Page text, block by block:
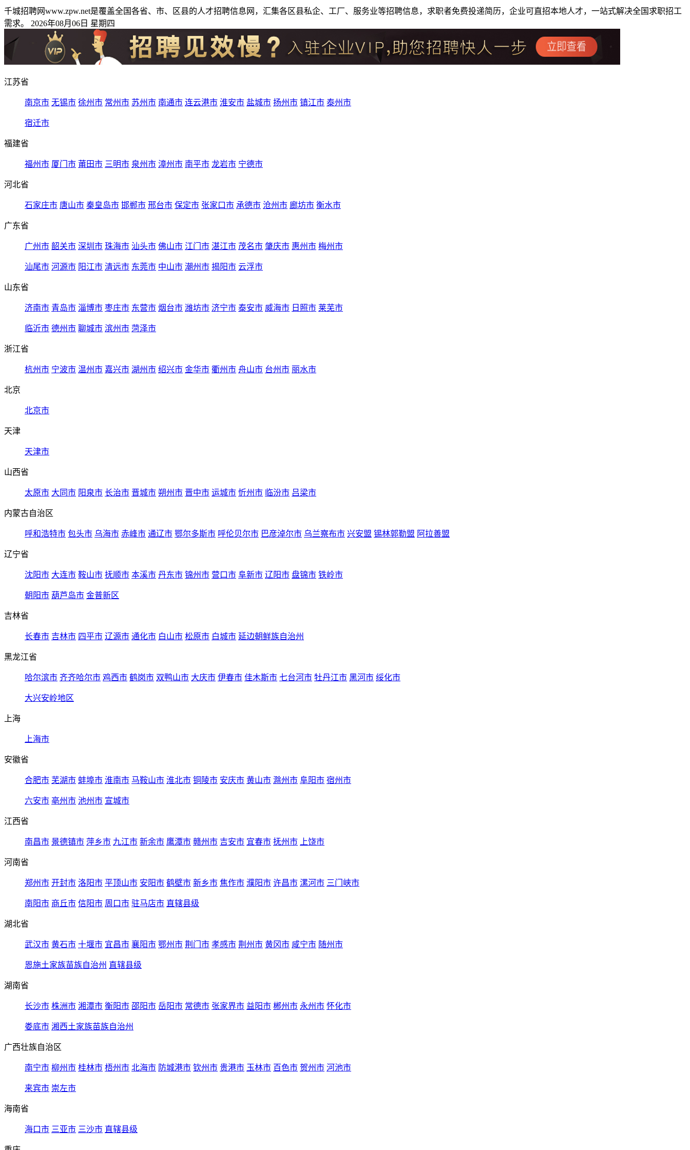
千城招聘网www.zpw.net是覆盖全国各省、市、区县的人才招聘信息网，汇集各区县私企、工厂、服务业等招聘信息，求职者免费投递简历，企业可直招本地人才，一站式解决全国求职招工
需求。 2026年08月06日 星期四
江苏省
南京市 无锡市 徐州市 常州市 苏州市 南通市 连云港市 淮安市 盐城市 扬州市 镇江市 泰州市
宿迁市
福建省
福州市 厦门市 莆田市 三明市 泉州市 漳州市 南平市 龙岩市 宁德市
河北省
石家庄市 唐山市 秦皇岛市 邯郸市 邢台市 保定市 张家口市 承德市 沧州市 廊坊市 衡水市
广东省
广州市 韶关市 深圳市 珠海市 汕头市 佛山市 江门市 湛江市 茂名市 肇庆市 惠州市 梅州市
汕尾市 河源市 阳江市 清远市 东莞市 中山市 潮州市 揭阳市 云浮市
山东省
济南市 青岛市 淄博市 枣庄市 东营市 烟台市 潍坊市 济宁市 泰安市 威海市 日照市 莱芜市
临沂市 德州市 聊城市 滨州市 菏泽市
浙江省
杭州市 宁波市 温州市 嘉兴市 湖州市 绍兴市 金华市 衢州市 舟山市 台州市 丽水市
北京
北京市
天津
天津市
山西省
太原市 大同市 阳泉市 长治市 晋城市 朔州市 晋中市 运城市 忻州市 临汾市 吕梁市
内蒙古自治区
呼和浩特市 包头市 乌海市 赤峰市 通辽市 鄂尔多斯市 呼伦贝尔市 巴彦淖尔市 乌兰察布市 兴安盟 锡林郭勒盟 阿拉善盟
辽宁省
沈阳市 大连市 鞍山市 抚顺市 本溪市 丹东市 锦州市 营口市 阜新市 辽阳市 盘锦市 铁岭市
朝阳市 葫芦岛市 金普新区
吉林省
长春市 吉林市 四平市 辽源市 通化市 白山市 松原市 白城市 延边朝鲜族自治州
黑龙江省
哈尔滨市 齐齐哈尔市 鸡西市 鹤岗市 双鸭山市 大庆市 伊春市 佳木斯市 七台河市 牡丹江市 黑河市 绥化市
大兴安岭地区
上海
上海市
安徽省
合肥市 芜湖市 蚌埠市 淮南市 马鞍山市 淮北市 铜陵市 安庆市 黄山市 滁州市 阜阳市 宿州市
六安市 亳州市 池州市 宣城市
江西省
南昌市 景德镇市 萍乡市 九江市 新余市 鹰潭市 赣州市 吉安市 宜春市 抚州市 上饶市
河南省
郑州市 开封市 洛阳市 平顶山市 安阳市 鹤壁市 新乡市 焦作市 濮阳市 许昌市 漯河市 三门峡市
南阳市 商丘市 信阳市 周口市 驻马店市 直辖县级
湖北省
武汉市 黄石市 十堰市 宜昌市 襄阳市 鄂州市 荆门市 孝感市 荆州市 黄冈市 咸宁市 随州市
恩施土家族苗族自治州 直辖县级
湖南省
长沙市 株洲市 湘潭市 衡阳市 邵阳市 岳阳市 常德市 张家界市 益阳市 郴州市 永州市 怀化市
娄底市 湘西土家族苗族自治州
广西壮族自治区
南宁市 柳州市 桂林市 梧州市 北海市 防城港市 钦州市 贵港市 玉林市 百色市 贺州市 河池市
来宾市 崇左市
海南省
海口市 三亚市 三沙市 直辖县级